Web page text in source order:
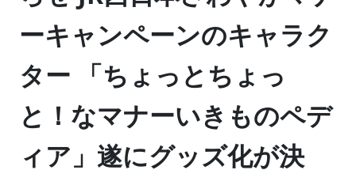
ーキャンペーンのキャラク
ター 「ちょっとちょっ
と！なマナーいきものペデ
ィア」遂にグッズ化が決